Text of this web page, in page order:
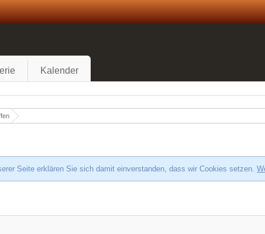
Kalender
Seite erklären Sie sich damit einverstanden, dass wir Cookies setzen.